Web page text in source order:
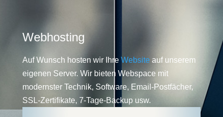
Webhosting
Auf Wunsch hosten wir Ihre Website auf unserem
eigenen Server. Wir bieten Webspace mit
modernster Technik, Software, Email-Postfächer,
SSL-Zertifikate, 7-Tage-Backup usw.